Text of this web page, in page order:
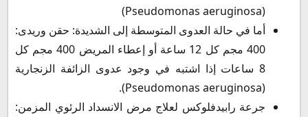
(Pseudomonas aeruginosa)
أما في حالة العدوى المتوسطة إلى الشديدة: حقن وريدى:
400 مجم كل 12 ساعة أو إعطاء المريض 400 مجم كل
8 ساعات إذا اشتبه في وجود عدوى الزائفة الزنجارية
(Pseudomonas aeruginosa).
جرعة رابيدفلوكس لعلاج مرض الانسداد الرئوي المزمن: